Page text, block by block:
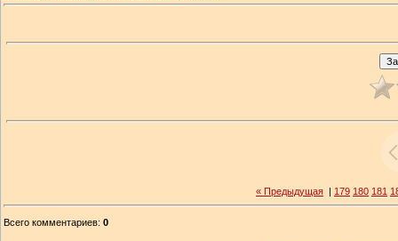
« Предыдущая 179 180 181
Всего комментариев: 0